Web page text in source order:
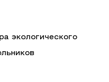
экологического